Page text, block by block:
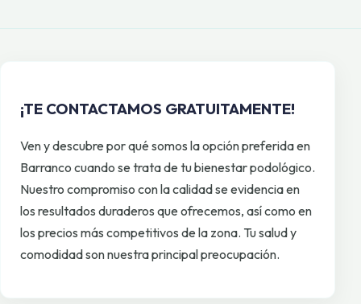
¡TE CONTACTAMOS GRATUITAMENTE!
Ven y descubre por qué somos la opción preferida en
Barranco cuando se trata de tu bienestar podológico.
Nuestro compromiso con la calidad se evidencia en
los resultados duraderos que ofrecemos, así como en
los precios más competitivos de la zona. Tu salud y
comodidad son nuestra principal preocupación.